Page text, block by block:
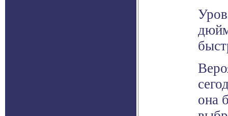
она